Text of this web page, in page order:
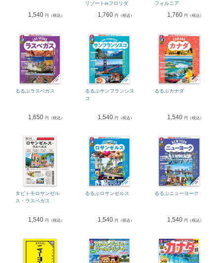
1,540 円（税込）
リゾートinフロリダ
1,760 円（税込）
フォルニア
1,760 円（税込）
るるぶラスベガス
1,650 円（税込）
るるぶサンフランシス
コ
1,540 円（税込）
るるぶカナダ
1,540 円（税込）
タビトモロサンゼル
ス・ラスベガス
1,540 円（税込）
るるぶロサンゼルス
1,540 円（税込）
るるぶニューヨーク
1,540 円（税込）